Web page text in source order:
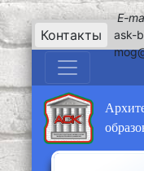
Контакты
E-
ask-